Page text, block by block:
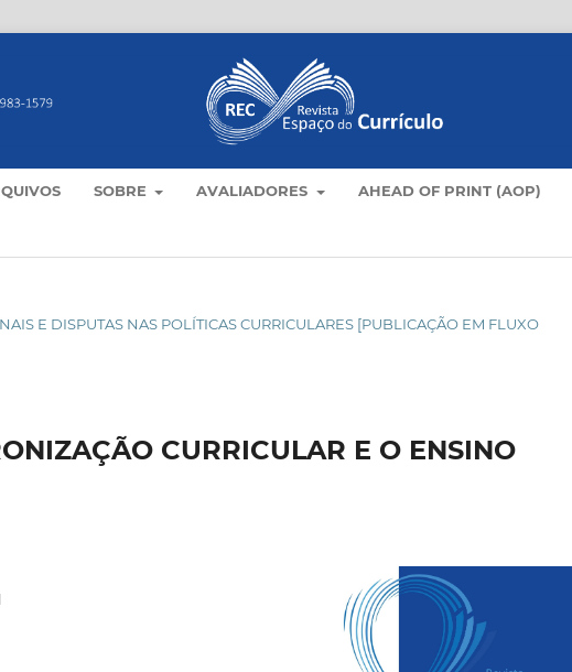
SOBRE AVALIADORES AHEAD OF PRINT (AOP)
E DISPUTAS NAS POLÍTICAS CURRICULARES [PUBLICAÇÃO EM FLUXO
CURRICULAR E O ENSINO